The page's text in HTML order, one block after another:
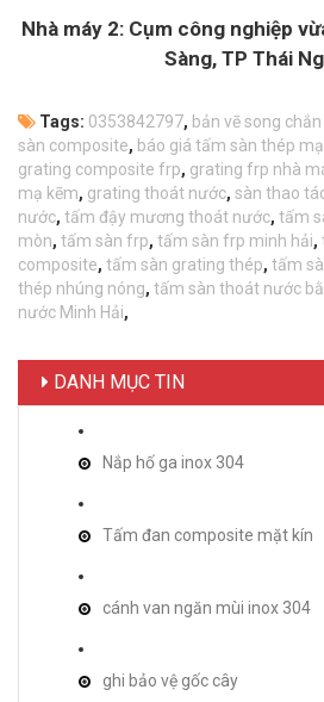
Nhà máy 2: Cụm công nghiệp
Sàng, TP Thái
Tags: 0353842797, bản vẽ song
sàn composite, báo giá tấm sàn thép
grating composite frp, grating frp nhà
mạ kẽm, grating thoát nước, sàn thao
nước, tấm đậy mương thoát nước, tấm
mòn, tấm sàn frp, tấm sàn frp minh hải,
composite, tấm sàn grating thép, tấm
thép nhúng nóng, tấm sàn thoát nước
nước Minh Hải,
DANH MỤC TIN
Nắp hố ga inox 304
Tấm đan composite mặt kín
cánh van ngăn mùi inox 304
ghi bảo vệ gốc cây